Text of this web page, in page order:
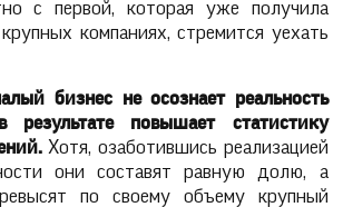
с первой, которая уже получила
компаниях, стремится уехать
бизнес не осознает реальность
повышает статистику
Хотя, озаботившись реализацией
они составят равную долю, а
по своему объему крупный